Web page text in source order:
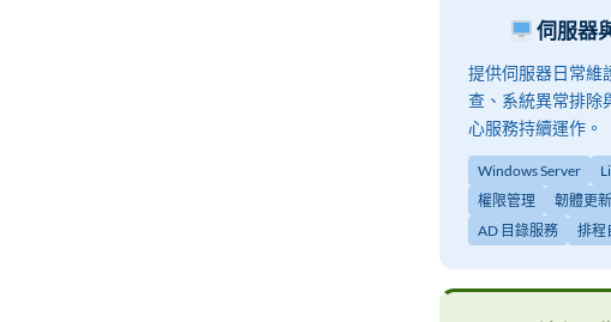
伺服器
提供伺服器日常維
查、系統異常排除
心服務持續運作。
Windows Server
權限管理
韌體更新
AD 目錄服務
排程